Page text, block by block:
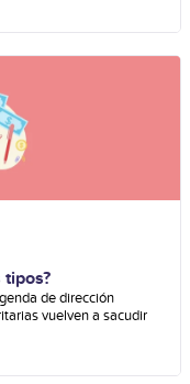
tipos?
de dirección
vuelven a sacudir